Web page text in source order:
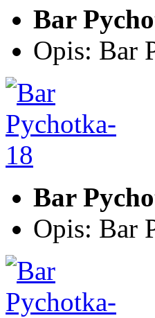
Bar
Opis: Bar
Bar
Opis: Bar